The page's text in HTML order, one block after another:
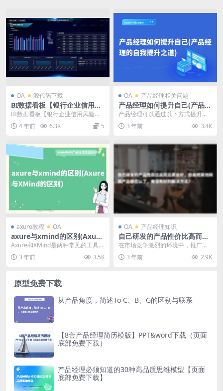
OA 源代码下载
BI数据看板【银行企业信用风
险实时监测】前端HTML源文
件下载
BI数据看板【银行企业信用风险实
时监测】前端HTML源文件下载，
仅前端源代码，无...
4 年前 6.3K 5
OA 产品经理相关问题
产品经理如何提升自己(产品经
理的自我提升之道)
产品经理可以通过以下方式提升自
己： 1. 增强逻辑思维和结构化思维
训练自己的逻...
3 年前 3.4K
axure教程 OA
axure与xmind的区别(Axure
与XMind的区别)
Axure和XMind是两种常见的工具，
但它们的用途和功能有很大的区
别。Axur...
3 年前 3.5K
OA 产品经理知识
自己研发的产品性价比高而且
质量好，但是把其他同类产品
都否认了，有没有好的解决方
法？
在市场竞争激烈的环境中，推广自
己的产品需要一种客观而有效的方
法。虽然我们的产品具...
3 年前 2.9K
原型免费下载
从产品角度，简述To C、B、G的区别与联系
【8套产品经理简历模版】PPT&word下载（页面
底部免费下载）
产品经理必须知道的30种高品质思维模型【页面
底部免费下载】